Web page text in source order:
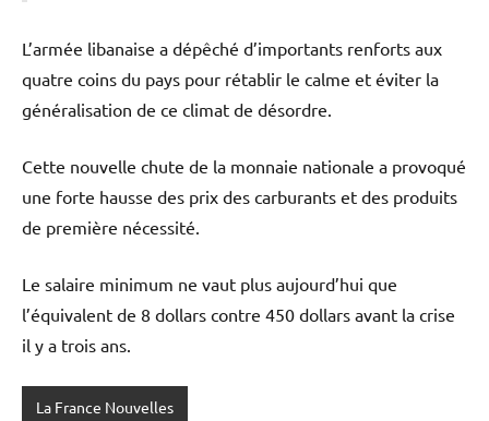
L’armée libanaise a dépêché d’importants renforts aux
quatre coins du pays pour rétablir le calme et éviter la
généralisation de ce climat de désordre.
Cette nouvelle chute de la monnaie nationale a provoqué
une forte hausse des prix des carburants et des produits
de première nécessité.
Le salaire minimum ne vaut plus aujourd’hui que
l’équivalent de 8 dollars contre 450 dollars avant la crise
il y a trois ans.
La France Nouvelles